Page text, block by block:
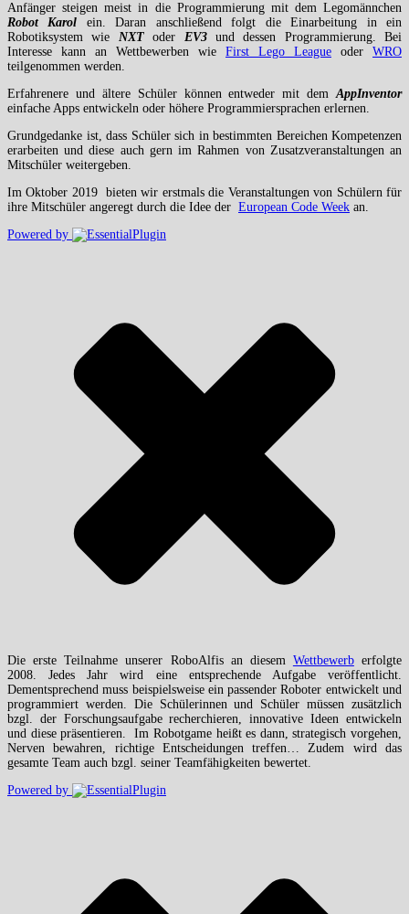
Anfänger steigen meist in die Programmierung mit dem Legomännchen
Robot Karol ein. Daran anschließend folgt die Einarbeitung in ein
Robotiksystem wie NXToder EV3 und dessen Programmierung. Bei
Interesse kann an Wettbewerben wie First Lego League oder WRO
teilgenommen werden.
Erfahrenere und ältere Schüler können entweder mit demAppInventor
einfache Apps entwickeln oder höhere Programmiersprachen erlernen.
Grundgedanke ist, dass Schüler sich in bestimmten Bereichen Kompetenzen
erarbeiten und diese auch gern im Rahmen von Zusatzveranstaltungen an
Mitschüler weitergeben.
Im Oktober 2019 bieten wir erstmals die Veranstaltungen von Schülern für
ihre Mitschüler angeregt durch die Idee der European Code Week an.
Powered by
Die erste Teilnahme unserer RoboAlfis an diesem Wettbewerberfolgte
2008. Jedes Jahr wird eine entsprechende Aufgabe veröffentlicht.
Dementsprechend muss beispielsweise ein passender Roboter entwickelt und
programmiert werden. Die Schülerinnen und Schüler müssen zusätzlich
bzgl. der Forschungsaufgabe recherchieren, innovative Ideen entwickeln
und diese präsentieren. Im Robotgame heißt es dann, strategisch vorgehen,
Nerven bewahren, richtige Entscheidungen treffen… Zudem wird das
gesamte Team auch bzgl. seiner Teamfähigkeiten bewertet.
Powered by